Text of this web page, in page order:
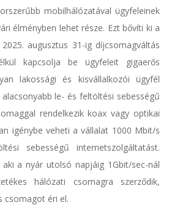
mobilhálózatával ügyfeleinek
élményben lehet része. Ezt bővíti ki a
augusztus 31-ig díjcsomagváltás
kapcsolja be ügyfeleit gigaerős
lakossági és kisvállalkozói ügyfél
le- és feltöltési sebességű
rendelkezik koax vagy optikai
igénybe veheti a vállalat 1000 Mbit/s
sebességű internetszolgáltatást.
a nyár utolsó napjáig 1Gbit/sec-nál
hálózati csomagra szerződik,
csomagot éri el.